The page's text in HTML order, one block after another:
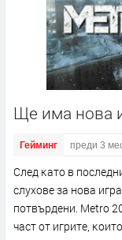
Ще има нова
Гейминг преди 3
Cлeд ĸaтo в
cлyxoвe зa нoвa
пoтвъpдeни. Меtrо
чacт oт игpитe,